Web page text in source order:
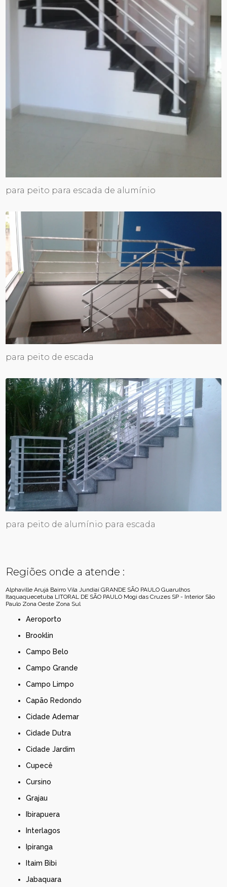
para peito para escada de alumínio
para peito de escada
para peito de alumínio para escada
Regiões onde a atende :
Alphaville Arujá Bairro Vila Jundiaí GRANDE SÃO PAULO Guarulhos
Itaquaquecetuba LITORAL DE SÃO PAULO Mogi das Cruzes SP - Interior São
Paulo Zona Oeste Zona Sul
Aeroporto
Brooklin
Campo Belo
Campo Grande
Campo Limpo
Capão Redondo
Cidade Ademar
Cidade Dutra
Cidade Jardim
Cupecê
Cursino
Grajau
Ibirapuera
Interlagos
Ipiranga
Itaim Bibi
Jabaquara